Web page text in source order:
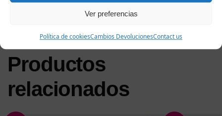
Ver preferencias
Política de cookiesCambios DevolucionesContact us
Productos
relacionados